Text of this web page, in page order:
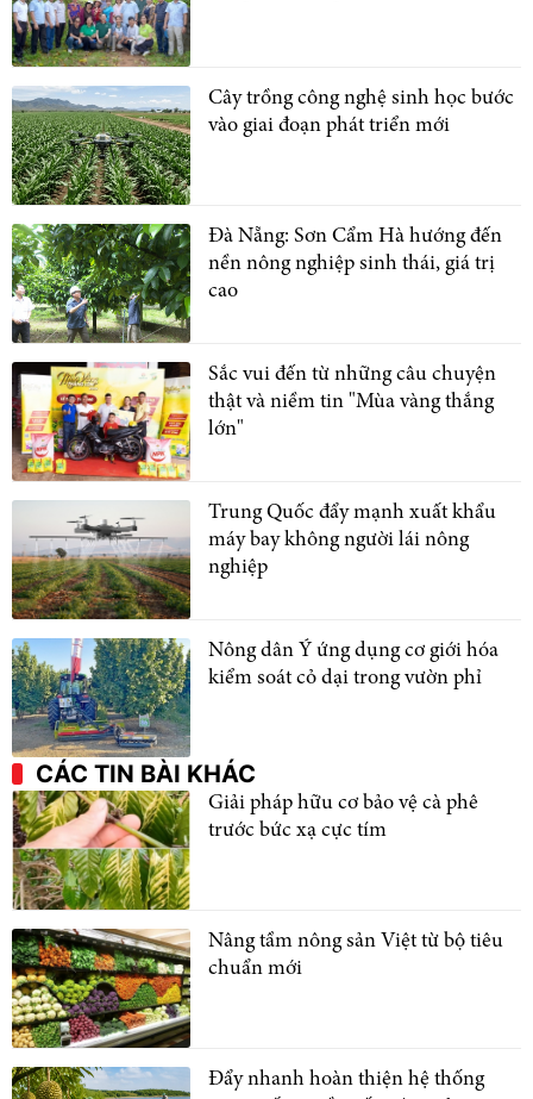
Cây trồng công nghệ sinh học bước
vào giai đoạn phát triển mới
Đà Nẵng: Sơn Cẩm Hà hướng đến
nền nông nghiệp sinh thái, giá trị
cao
Sắc vui đến từ những câu chuyện
thật và niềm tin "Mùa vàng thắng
lớn"
Trung Quốc đẩy mạnh xuất khẩu
máy bay không người lái nông
nghiệp
Nông dân Ý ứng dụng cơ giới hóa
kiểm soát cỏ dại trong vườn phỉ
CÁC TIN BÀI KHÁC
Giải pháp hữu cơ bảo vệ cà phê
trước bức xạ cực tím
Nâng tầm nông sản Việt từ bộ tiêu
chuẩn mới
Đẩy nhanh hoàn thiện hệ thống